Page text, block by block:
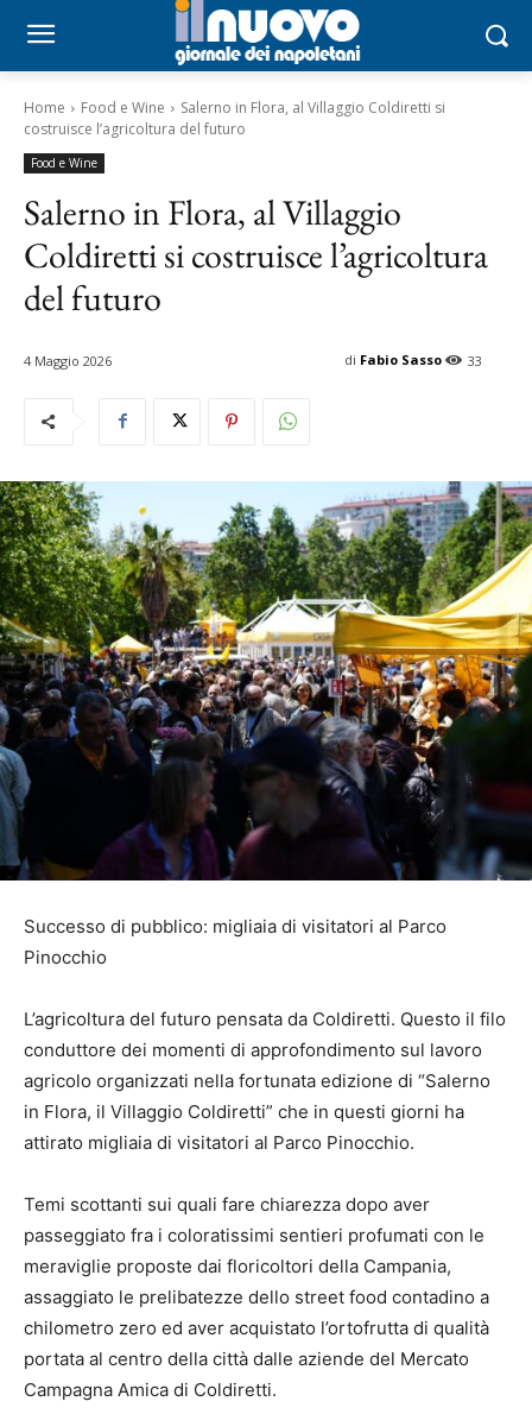
Home Food e Wine
Salerno in Flora, al Villaggio Coldiretti si
costruisce l’agricoltura del futuro
Food e Wine
Salerno in Flora, al Villaggio
Coldiretti si costruisce l’agricoltura
del futuro
4 Maggio 2026 33
di Fabio Sasso
Successo di pubblico: migliaia di visitatori al Parco
Pinocchio
L’agricoltura del futuro pensata da Coldiretti. Questo il filo
conduttore dei momenti di approfondimento sul lavoro
agricolo organizzati nella fortunata edizione di “Salerno
in Flora, il Villaggio Coldiretti” che in questi giorni ha
attirato migliaia di visitatori al Parco Pinocchio.
Temi scottanti sui quali fare chiarezza dopo aver
passeggiato fra i coloratissimi sentieri profumati con le
meraviglie proposte dai floricoltori della Campania,
assaggiato le prelibatezze dello street food contadino a
chilometro zero ed aver acquistato l’ortofrutta di qualità
portata al centro della città dalle aziende del Mercato
Campagna Amica di Coldiretti.